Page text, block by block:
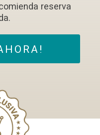
reserva